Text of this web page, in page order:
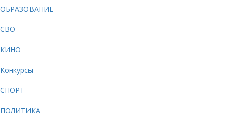
ОБРАЗОВАНИЕ
СВО
КИНО
Конкурсы
СПОРТ
ПОЛИТИКА